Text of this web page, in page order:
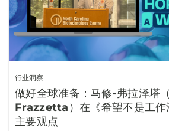
行业洞察
做好全球准备：马修-弗拉泽
Frazzetta）在《希望不是工作
主要观点